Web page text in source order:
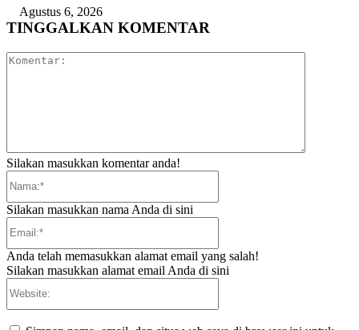
Agustus 6, 2026
TINGGALKAN KOMENTAR
Silakan masukkan komentar anda!
Silakan masukkan nama Anda di sini
Anda telah memasukkan alamat email yang salah!
Silakan masukkan alamat email Anda di sini